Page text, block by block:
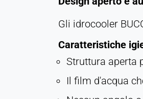
Gli idrocooler
Caratteristiche
Struttura aperta
Il film d'acqua